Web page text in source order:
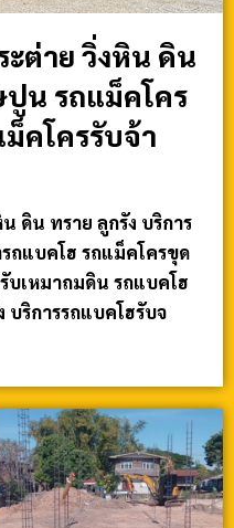
ต่าย วิ่งหิน ดิน
น รถแม็คโคร
คโครรับจ้า
ดิน ทราย ลูกรัง บริการ
ถแบคโฮ รถแม็คโครขุด
บเหมาถมดิน รถแบคโฮ
ริการรถแบคโฮรับจ